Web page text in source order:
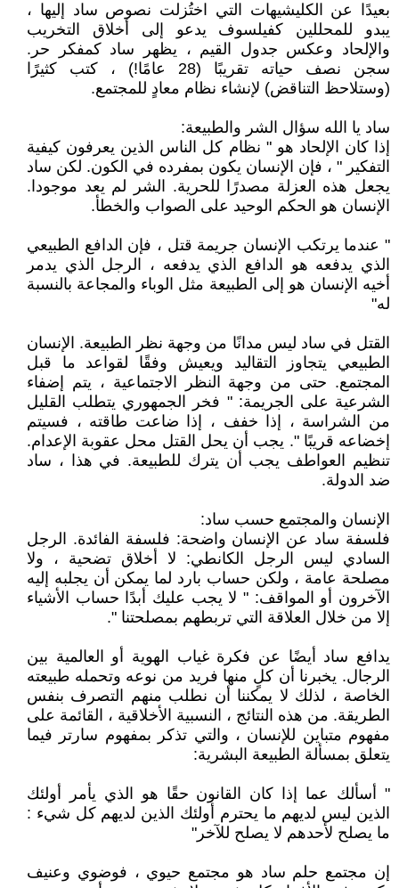
بعيدًا عن الكليشيهات التي اختُزلت نصوص ساد إليها ،
يبدو للمحللين كفيلسوف يدعو إلى أخلاق التخريب
والإلحاد وعكس جدول القيم ، يظهر ساد كمفكر حر.
سجن نصف حياته تقريبًا (28 عامًا!) ، كتب كثيرًا
(وستلاحظ التناقض) لإنشاء نظام معادٍ للمجتمع.
ساد يا الله سؤال الشر والطبيعة:
إذا كان الإلحاد هو " نظام كل الناس الذين يعرفون كيفية
التفكير " ، فإن الإنسان يكون بمفرده في الكون. لكن ساد
يجعل هذه العزلة مصدرًا للحرية. الشر لم يعد موجودا.
الإنسان هو الحكم الوحيد على الصواب والخطأ.
" عندما يرتكب الإنسان جريمة قتل ، فإن الدافع الطبيعي
الذي يدفعه هو الدافع الذي يدفعه ، الرجل الذي يدمر
أخيه الإنسان هو إلى الطبيعة مثل الوباء والمجاعة بالنسبة
له"
القتل في ساد ليس مدانًا من وجهة نظر الطبيعة. الإنسان
الطبيعي يتجاوز التقاليد ويعيش وفقًا لقواعد ما قبل
المجتمع. حتى من وجهة النظر الاجتماعية ، يتم إضفاء
الشرعية على الجريمة: " فخر الجمهوري يتطلب القليل
من الشراسة ، إذا خفف ، إذا ضاعت طاقته ، فسيتم
إخضاعه قريبًا ". يجب أن يحل القتل محل عقوبة الإعدام.
تنظيم العواطف يجب أن يترك للطبيعة. في هذا ، ساد
ضد الدولة.
الإنسان والمجتمع حسب ساد:
فلسفة ساد عن الإنسان واضحة: فلسفة الفائدة. الرجل
السادي ليس الرجل الكانطي: لا أخلاق تضحية ، ولا
مصلحة عامة ، ولكن حساب بارد لما يمكن أن يجلبه إليه
الآخرون أو المواقف: " لا يجب عليك أبدًا حساب الأشياء
إلا من خلال العلاقة التي تربطهم بمصلحتنا ".
يدافع ساد أيضًا عن فكرة غياب الهوية أو العالمية بين
الرجال. يخبرنا أن كلٍ منها فريد من نوعه وتحمله طبيعته
الخاصة ، لذلك لا يمكننا أن نطلب منهم التصرف بنفس
الطريقة. من هذه النتائج ، النسبية الأخلاقية ، القائمة على
مفهوم متباين للإنسان ، والتي تذكر بمفهوم سارتر فيما
يتعلق بمسألة الطبيعة البشرية:
" أسألك عما إذا كان القانون حقًا هو الذي يأمر أولئك
الذين ليس لديهم ما يحترم أولئك الذين لديهم كل شيء :
ما يصلح لأحدهم لا يصلح للآخر"
إن مجتمع حلم ساد هو مجتمع حيوي ، فوضوي وعنيف